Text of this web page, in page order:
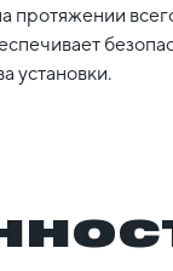
протяжении
установки.